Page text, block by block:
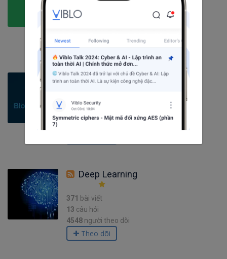
2câu hỏi
Theo dõi
Blockchain
424bài viết
11câu hỏi
Deep Learning
371 bài viết
13 câu hỏi
4548 người theo dõi
Theo dõi